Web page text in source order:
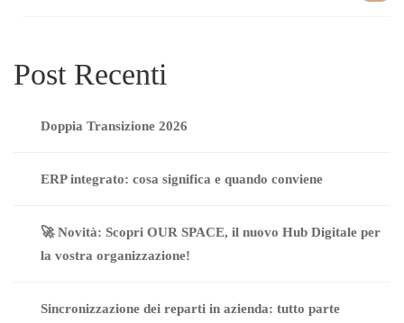
Post Recenti
Doppia Transizione 2026
ERP integrato: cosa significa e quando conviene
🚀 Novità: Scopri OUR SPACE, il nuovo Hub Digitale per
la vostra organizzazione!
Sincronizzazione dei reparti in azienda: tutto parte